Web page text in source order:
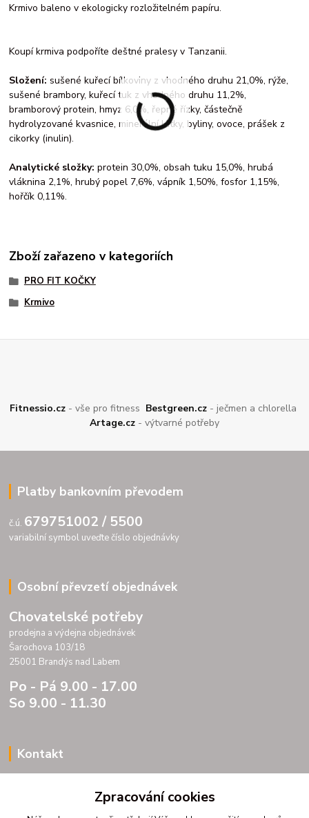
Krmivo baleno v ekologicky rozložitelném papíru.
Koupí krmiva podpoříte deštné pralesy v Tanzanii.
Složení:sušené kuřecí bílkoviny z vhodného druhu 21,0%, rýže,
sušené brambory, kuřecí tuk z vhodného druhu 11,2%,
bramborový protein, hmyz 6,0%, řepné řízky, částečně
hydrolyzované kvasnice, minerální látky, byliny, ovoce, prášek z
cikorky (inulin).
Analytické složky: protein 30,0%, obsah tuku 15,0%, hrubá
vláknina 2,1%, hrubý popel 7,6%, vápník 1,50%, fosfor 1,15%,
hořčík 0,11%.
Zboží zařazeno v kategoriích
PRO FIT KOČKY
Krmivo
Fitnessio.cz - vše pro fitness Bestgreen.cz - ječmen a chlorella
Artage.cz - výtvarné potřeby
Platby bankovním převodem
č.ú. 679751002 / 5500
variabilní symbol uveďte číslo objednávky
Osobní převzetí objednávek
Chovatelské potřeby
prodejna a výdejna objednávek
Šarochova 103/18
25001 Brandýs nad Labem
Po - Pá 9.00 - 17.00
So 9.00 - 11.30
Kontakt
DIC CZ07175833
Zpracování cookies